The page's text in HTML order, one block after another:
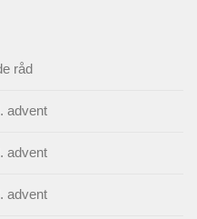
råd
advent
advent
advent